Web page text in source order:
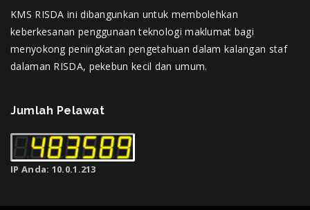
KMS RISDA ini dibangunkan untuk membolehkan
keberkesanan penggunaan teknologi maklumat bagi
menyokong peningkatan pengetahuan dalam kalangan staf
dalaman RISDA, pekebun kecil dan umum.
Jumlah Pelawat
IP Anda: 10.0.1.213